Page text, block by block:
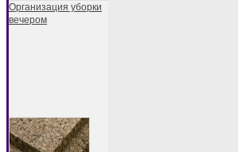
Организация уборки
вечером